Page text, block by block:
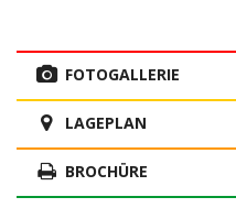
FOTOGALLERIE
LAGEPLAN
BROCHÜRE